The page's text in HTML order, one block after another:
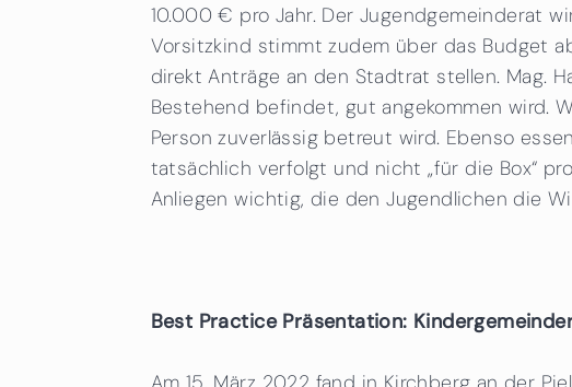
10.000 € pro Jahr. Der Jugendgemeinderat
Vorsitzkind stimmt zudem über das Budget
direkt Anträge an den Stadtrat stellen. Mag.
Bestehend befindet, gut angekommen wird.
Person zuverlässig betreut wird. Ebenso
tatsächlich verfolgt und nicht „für die Box“
Anliegen wichtig, die den Jugendlichen die
Best Practice Präsentation: